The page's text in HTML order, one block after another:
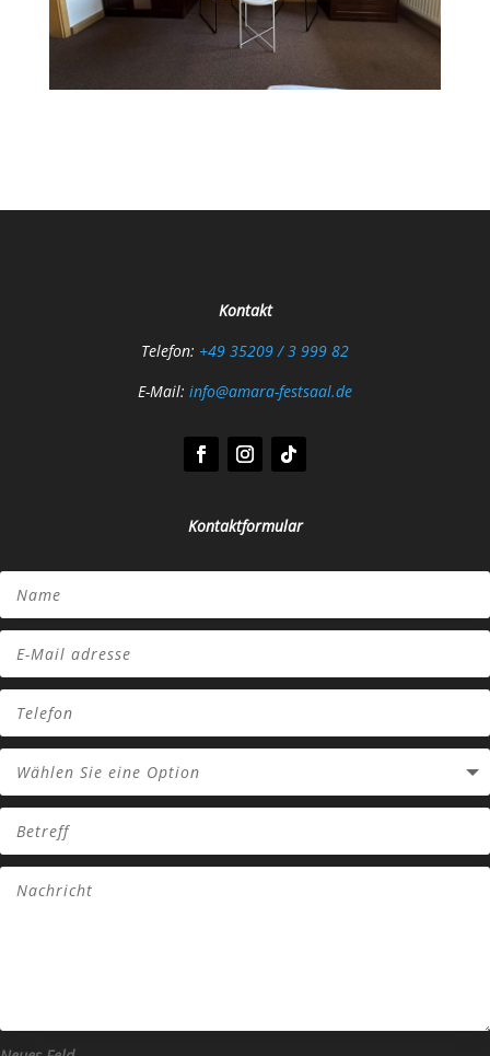
Kontakt
Telefon: +49 35209 / 3 999 82
E-Mail: info@amara-festsaal.de
Kontaktformular